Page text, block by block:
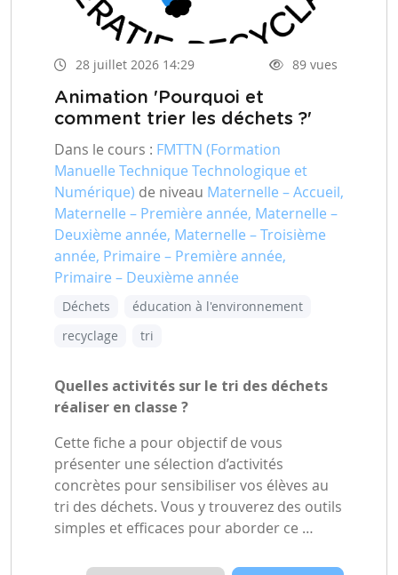
28 juillet 2026 14:29 89 vues
Animation 'Pourquoi et
comment trier les déchets ?'
Dans le cours : FMTTN (Formation
Manuelle Technique Technologique et
Numérique) de niveau Maternelle – Accueil,
Maternelle – Première année, Maternelle –
Deuxième année, Maternelle – Troisième
année, Primaire – Première année,
Primaire – Deuxième année
Déchets
éducation à l'environnement
recyclage
tri
Quelles activités sur le tri des déchets
réaliser en classe ?
Cette fiche a pour objectif de vous
présenter une sélection d’activités
concrètes pour sensibiliser vos élèves au
tri des déchets. Vous y trouverez des outils
simples et efficaces pour aborder ce …